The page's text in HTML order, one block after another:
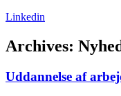
Linkedin
Archives:
Uddannelse af